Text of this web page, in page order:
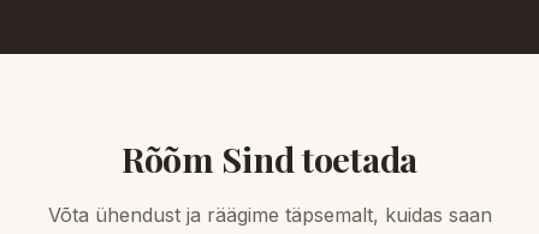
Rõõm Sind toetada
Võta ühendust ja räägime täpsemalt, kuidas saan